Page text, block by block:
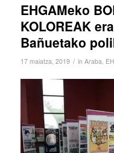
EHGAMeko
KOLOREAK
Bañuetako
17 maiatza, 2019 / in Araba,